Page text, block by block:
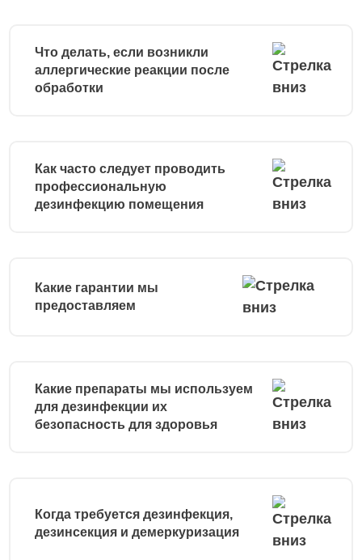
Что делать, если возникли
аллергические реакции после
обработки
Как часто следует проводить
профессиональную
дезинфекцию помещения
Какие гарантии мы
предоставляем
Какие препараты мы используем
для дезинфекции их
безопасность для здоровья
Когда требуется дезинфекция,
дезинсекция и демеркуризация